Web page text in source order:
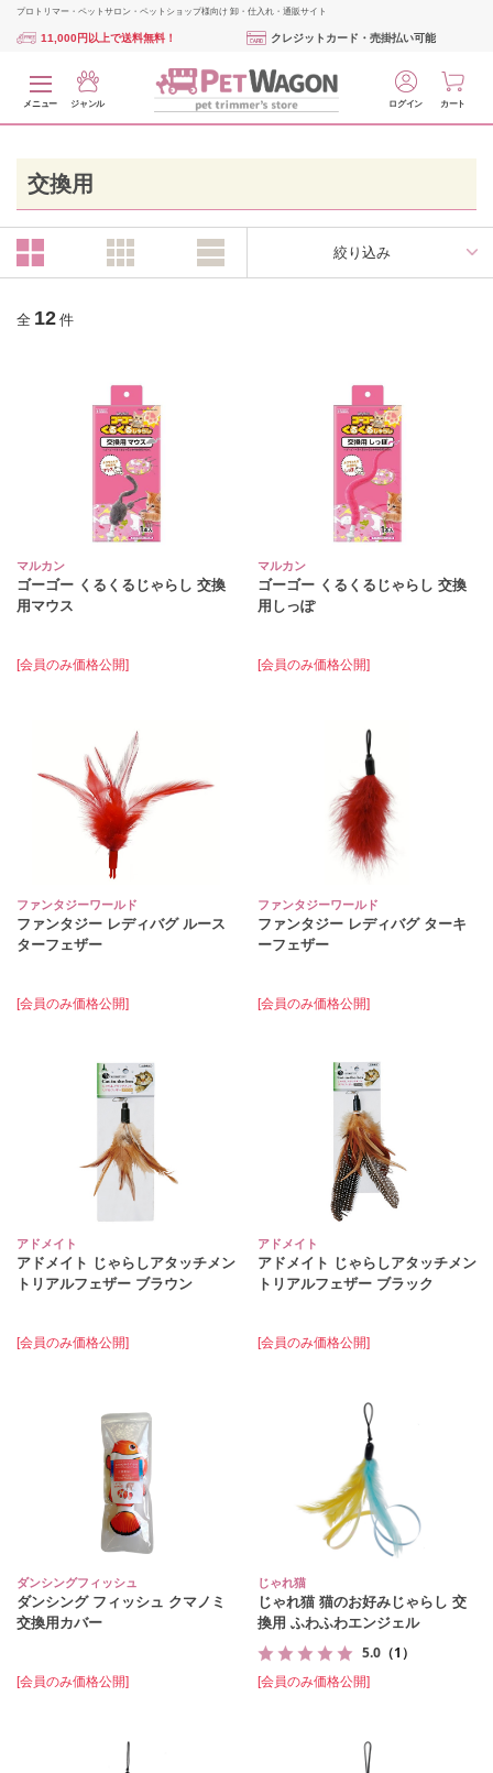
プロトリマー・ペットサロン・ペットショップ様向け 卸・仕入れ・通販サイト
11,000円以上で送料無料！ クレジットカード・売掛払い可能
メニュー ジャンル ログイン カート
交換用
絞り込み
全 12 件
マルカン
ゴーゴー くるくるじゃらし 交換
用マウス
[会員のみ価格公開]
マルカン
ゴーゴー くるくるじゃらし 交換
用しっぽ
[会員のみ価格公開]
ファンタジーワールド
ファンタジー レディバグ ルース
ターフェザー
[会員のみ価格公開]
ファンタジーワールド
ファンタジー レディバグ ターキ
ーフェザー
[会員のみ価格公開]
アドメイト
アドメイト じゃらしアタッチメン
トリアルフェザー ブラウン
[会員のみ価格公開]
アドメイト
アドメイト じゃらしアタッチメン
トリアルフェザー ブラック
[会員のみ価格公開]
ダンシングフィッシュ
ダンシング フィッシュ クマノミ
交換用カバー
[会員のみ価格公開]
じゃれ猫
じゃれ猫 猫のお好みじゃらし 交
換用 ふわふわエンジェル
5.0 （1）
[会員のみ価格公開]